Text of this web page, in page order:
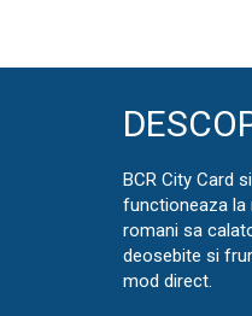
BCR City Card
functioneaza la
romani sa
deosebite si
mod direct.